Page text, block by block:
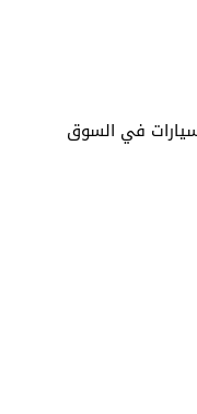
في السوق